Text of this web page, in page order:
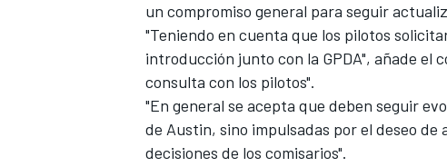
un compromiso general para seguir
"Teniendo en cuenta que los pilotos
introducción junto con la GPDA", añade el
consulta con los pilotos".
"En general se acepta que deben seguir
de Austin, sino impulsadas por el deseo
decisiones de los comisarios".